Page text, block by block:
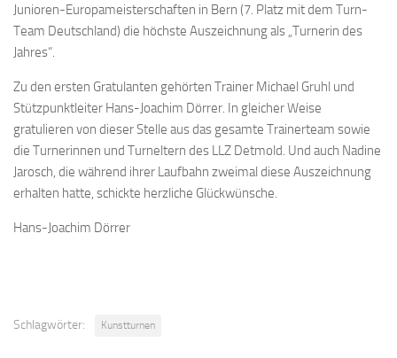
Junioren-Europameisterschaften in Bern (7. Platz mit dem Turn-
Team Deutschland) die höchste Auszeichnung als „Turnerin des
Jahres“.
Zu den ersten Gratulanten gehörten Trainer Michael Gruhl und
Stützpunktleiter Hans-Joachim Dörrer. In gleicher Weise
gratulieren von dieser Stelle aus das gesamte Trainerteam sowie
die Turnerinnen und Turneltern des LLZ Detmold. Und auch Nadine
Jarosch, die während ihrer Laufbahn zweimal diese Auszeichnung
erhalten hatte, schickte herzliche Glückwünsche.
Hans-Joachim Dörrer
Schlagwörter: Kunstturnen